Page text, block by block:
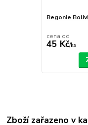
Begonie
cena od
45 Kč/ks
Zboží zařazeno v